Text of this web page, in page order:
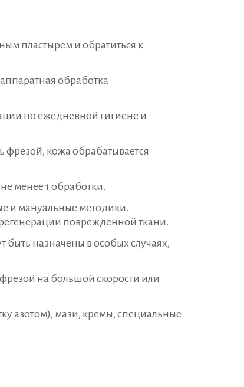
пластырем и обратиться к
обработка
по ежедневной гигиене и
фрезой, кожа обрабатывается
менее 1 обработки.
и мануальные методики.
поврежденной ткани.
быть назначены в особых случаях,
на большой скорости или
азотом), мази, кремы, специальные